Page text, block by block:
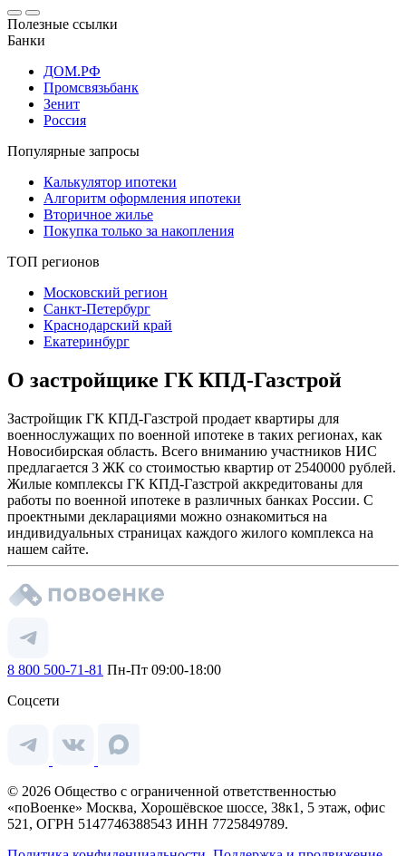
Полезные ссылки
Банки
ДОМ.РФ
Промсвязьбанк
Зенит
Россия
Популярные запросы
Калькулятор ипотеки
Алгоритм оформления ипотеки
Вторичное жилье
Покупка только за накопления
ТОП регионов
Московский регион
Санкт-Петербург
Краснодарский край
Екатеринбург
О застройщике ГК КПД-Газстрой
Застройщик ГК КПД-Газстрой продает квартиры для
военнослужащих по военной ипотеке в таких регионах, как
Новосибирская область. Всего вниманию участников НИС
предлагается 3 ЖК со стоимостью квартир от 2540000 рублей.
Жилые комплексы ГК КПД-Газстрой аккредитованы для
работы по военной ипотеке в различных банках России. С
проектными декларациями можно ознакомиться на
индивидуальных страницах каждого жилого комплекса на
нашем сайте.
8 800 500-71-81 Пн-Пт 09:00-18:00
Соцсети
© 2026 Общество с ограниченной ответственностью
«поВоенке» Москва, Хорошёвское шоссе, 38к1, 5 этаж, офис
521, ОГРН 5147746388543 ИНН 7725849789.